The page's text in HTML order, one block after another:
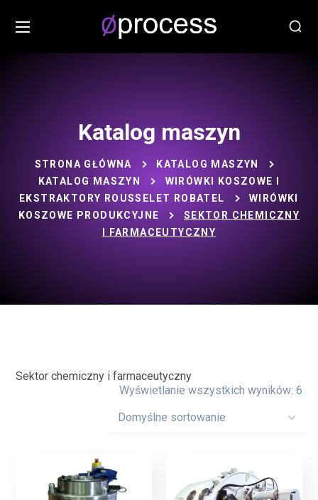
Katalog maszyn
STRONA GŁÓWNA
KATALOG MASZYN
KATALOG MASZYN
WIRÓWKI KOSZOWE I
EKSTRAKTORY ROUSSELET ROBATEL
WIRÓWKI
KOSZOWE PRODUKCYJNE
SEKTOR CHEMICZNY
I FARMACEUTYCZNY
Sektor chemiczny i farmaceutyczny
Wyświetlanie wszystkich wyników: 6